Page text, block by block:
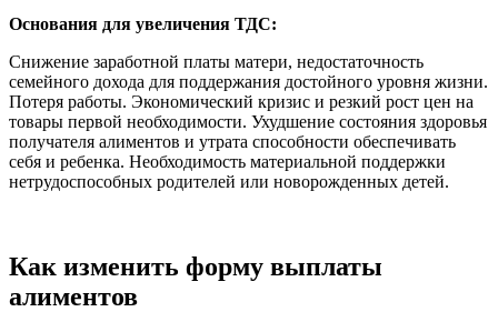
Основания для увеличения ТДС:
Снижение заработной платы матери, недостаточность
семейного дохода для поддержания достойного уровня жизни.
Потеря работы. Экономический кризис и резкий рост цен на
товары первой необходимости. Ухудшение состояния здоровья
получателя алиментов и утрата способности обеспечивать
себя и ребенка. Необходимость материальной поддержки
нетрудоспособных родителей или новорожденных детей.
Как изменить форму выплаты
алиментов